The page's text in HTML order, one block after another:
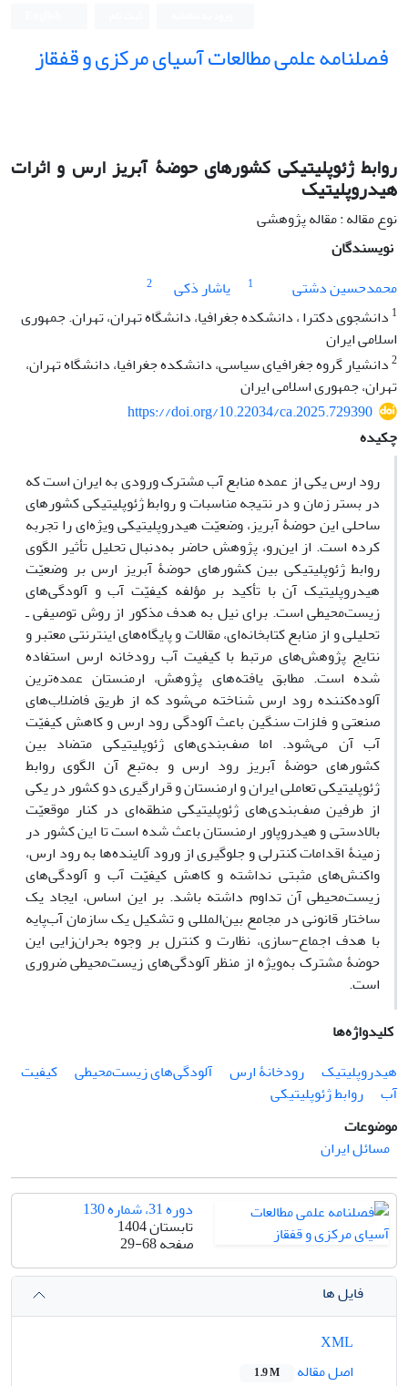
فصلنامه علمی مطالعات آسیای مرکزی و قفقاز
روابط ژئوپلیتیکی کشورهای حوضۀ آبریز ارس و اثرات
هیدروپلیتیک
نوع مقاله : مقاله پژوهشی
نویسندگان
محمدحسین دشتی
1 یاشار ذکی
2
1 دانشجوی دکترا ، دانشکده جغرافیا، دانشگاه تهران، تهران. جمهوری
اسلامی ایران
2دانشیار گروه جغرافیای سیاسی، دانشکده جغرافیا، دانشگاه تهران،
تهران، جمهوری اسلامی ایران
https://doi.org/10.22034/ca.2025.729390
چکیده
رود ارس یکی از عمده منابع آب مشترک ورودی به ایران است که
در بستر زمان و در نتیجه‌ مناسبات و روابط ژئوپلیتیکی کشورهای
ساحلی این حوضۀ ‌آبریز، وضعیّت هیدروپلیتیکی ویژه‌ای را تجربه
کرده است. از ‌این‌رو، پژوهش حاضر به‌دنبال تحلیل تأثیر الگوی
روابط ژئوپلیتیکی بین کشورهای حوضۀ‌ ‌آبریز ارس بر وضعیّت
هیدروپلیتیک آن با تأکید بر مؤلفه‌ کیفیّت آب و آلودگی‌های
زیست‌محیطی است. برای نیل به هدف مذکور از روش توصیفی ـ
تحلیلی و از منابع کتابخانه‌ای، مقالات و پایگاه‌های اینترنتی معتبر و
نتایج پژوهش‌های مرتبط با کیفیت آب رودخانه‌ ارس استفاده
شده است. مطابق یافته‌های پژوهش، ارمنستان عمده‌ترین
آلوده‌کننده‌ رود ارس شناخته می‌شود که از طریق فاضلاب‌های
صنعتی و فلزات سنگین باعث آلودگی رود ارس و کاهش کیفیّت
آب آن می‌شود. اما صف‌بندی‌های ژئوپلیتیکی متضاد بین
کشورهای حوضۀ‌ ‌آبریز رود ارس و به‌تبع آن الگوی روابط
ژئوپلیتیکی تعاملی ایران و ارمنستان و قرارگیری دو کشور در یکی
از طرفین صف‌بندی‌های ژئوپلیتیکی منطقه‌ای در کنار موقعیّت
بالادستی و هیدروپاور ارمنستان باعث شده است تا این کشور در
زمینۀ اقدامات کنترلی و جلوگیری از ورود آلاینده‌ها به رود ارس،
واکنش‌های مثبتی نداشته و کاهش کیفیّت آب و آلودگی‌های
زیست‌محیطی آن تداوم داشته باشد. بر این ‌اساس، ایجاد یک
ساختار قانونی در مجامع بین‌المللی و تشکیل یک سازمان آب‌پایه
با هدف اجماع-سازی، نظارت و کنترل بر وجوه بحران‌زایی این
حوضۀ‌ مشترک به‌ویژه از منظر آلودگی‌های زیست‌محیطی ضروری
است.
کلیدواژه‌ها
هیدروپلیتیک
رودخانۀ ارس آلودگی‌های زیست‌محیطی
کیفیت
آب
روابط ژئوپلیتیکی
موضوعات
مسائل ایران
دوره 31، شماره 130
تابستان 1404
صفحه29-68
فایل ها
اصل مقاله
1.9 M